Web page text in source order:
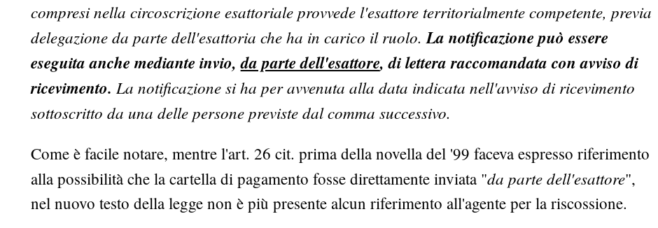
compresi nella circoscrizione esattoriale provvede l'esattore territorialmente competente, previa
delegazione da parte dell'esattoria che ha in carico il ruolo.La notificazione può essere
eseguita anche mediante invio,da parte dell'esattore, di lettera raccomandata con avviso di
ricevimento. La notificazione si ha per avvenuta alla data indicata nell'avviso di ricevimento
sottoscritto da una delle persone previste dal comma successivo.
Come è facile notare, mentre l'art. 26 cit. prima della novella del '99 faceva espresso riferimento
alla possibilità che la cartella di pagamento fosse direttamente inviata "da parte dell'esattore",
nel nuovo testo della legge non è più presente alcun riferimento all'agente per la riscossione.